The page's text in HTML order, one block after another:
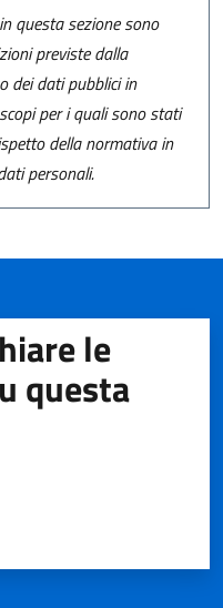
questa sezione sono
previste dalla
dei dati pubblici in
per i quali sono stati
della normativa in
personali.
le
questa